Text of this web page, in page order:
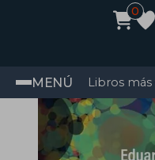
0
MENÚ Libros